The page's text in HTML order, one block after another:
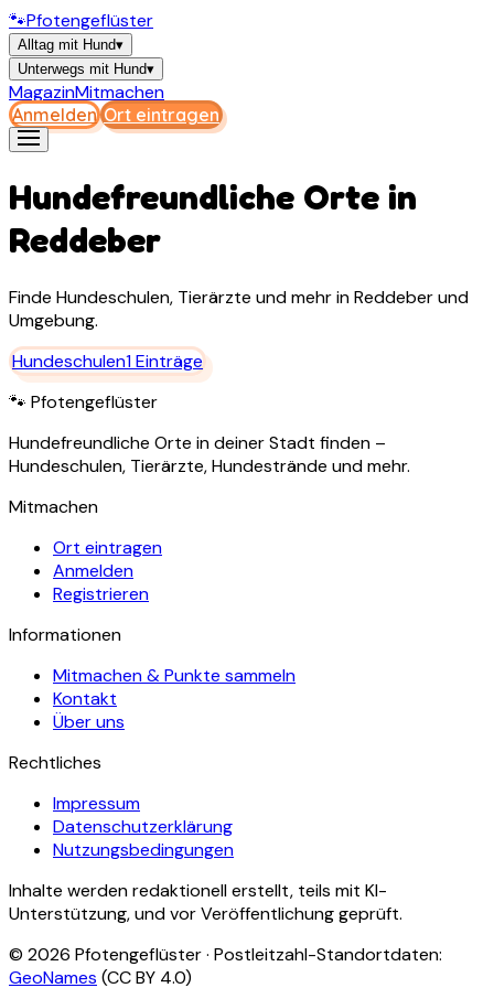
🐾Pfotengeflüster
Alltag mit Hund▾
Unterwegs mit Hund▾
MagazinMitmachen
Anmelden Ort eintragen
Hundefreundliche Orte in
Reddeber
Finde Hundeschulen, Tierärzte und mehr inReddeberund
Umgebung.
Hundeschulen1Einträge
🐾 Pfotengeflüster
Hundefreundliche Orte in deiner Stadt finden –
Hundeschulen, Tierärzte, Hundestrände und mehr.
Mitmachen
Ort eintragen
Anmelden
Registrieren
Informationen
Mitmachen & Punkte sammeln
Kontakt
Über uns
Rechtliches
Impressum
Datenschutzerklärung
Nutzungsbedingungen
Inhalte werden redaktionell erstellt, teils mit KI-
Unterstützung, und vor Veröffentlichung geprüft.
© 2026 Pfotengeflüster · Postleitzahl-Standortdaten:
GeoNames (CC BY 4.0)